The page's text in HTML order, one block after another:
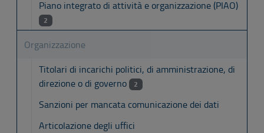
Piano integrato di attività e organizzazione (PIAO)
2
Organizzazione
Titolari di incarichi politici, di amministrazione, di
direzione o di governo
2
Sanzioni per mancata comunicazione dei dati
Articolazione degli uffici